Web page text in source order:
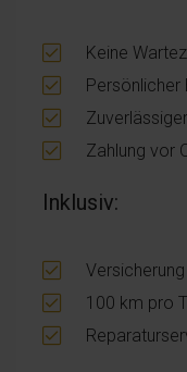
Keine
Persönlicher
Zahlung vor
Inklusiv:
100 km pro